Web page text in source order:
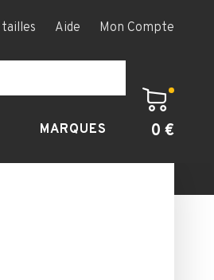
MARQUES
tailles Aide Mon Compte
0 €